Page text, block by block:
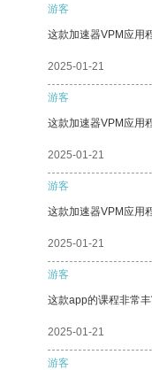
游客
这款加速器VPM应用
2025-01-21
游客
这款加速器VPM应用
2025-01-21
游客
这款加速器VPM应用
2025-01-21
游客
这款app的课程非常
2025-01-21
游客